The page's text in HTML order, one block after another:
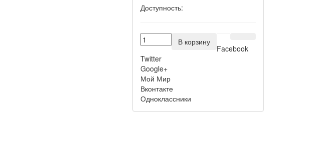
Доступность:
В корзину
Facebook
Twitter
Google+
Мой Мир
Вконтакте
Одноклассники